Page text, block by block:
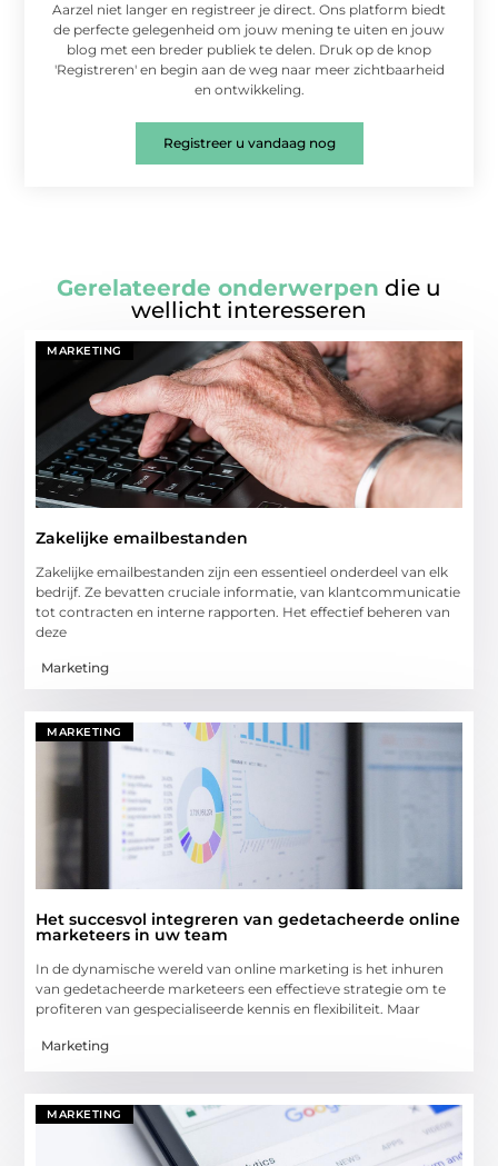
Aarzel niet langer en registreer je direct. Ons platform biedt
de perfecte gelegenheid om jouw mening te uiten en jouw
blog met een breder publiek te delen. Druk op de knop
'Registreren' en begin aan de weg naar meer zichtbaarheid
en ontwikkeling.
Registreer u vandaag nog
Gerelateerde onderwerpen die u
wellicht interesseren
MARKETING
Zakelijke emailbestanden
Zakelijke emailbestanden zijn een essentieel onderdeel van elk
bedrijf. Ze bevatten cruciale informatie, van klantcommunicatie
tot contracten en interne rapporten. Het effectief beheren van
deze
Marketing
MARKETING
Het succesvol integreren van gedetacheerde online
marketeers in uw team
In de dynamische wereld van online marketing is het inhuren
van gedetacheerde marketeers een effectieve strategie om te
profiteren van gespecialiseerde kennis en flexibiliteit. Maar
Marketing
MARKETING